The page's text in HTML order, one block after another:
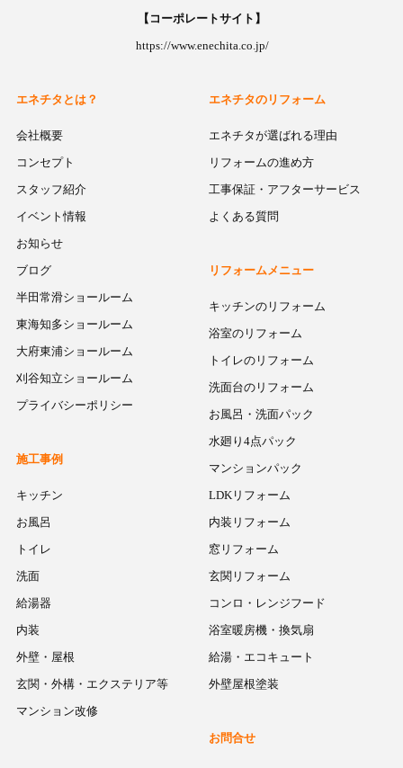
【コーポレートサイト】
https://www.enechita.co.jp/
エネチタとは？
会社概要
コンセプト
スタッフ紹介
イベント情報
お知らせ
ブログ
半田常滑ショールーム
東海知多ショールーム
大府東浦ショールーム
刈谷知立ショールーム
プライバシーポリシー
エネチタのリフォーム
エネチタが選ばれる理由
リフォームの進め方
工事保証・アフターサービス
よくある質問
リフォームメニュー
キッチンのリフォーム
浴室のリフォーム
トイレのリフォーム
洗面台のリフォーム
お風呂・洗面パック
水廻り4点パック
マンションパック
LDKリフォーム
内装リフォーム
窓リフォーム
玄関リフォーム
コンロ・レンジフード
浴室暖房機・換気扇
給湯・エコキュート
外壁屋根塗装
施工事例
キッチン
お風呂
トイレ
洗面
給湯器
内装
外壁・屋根
玄関・外構・エクステリア等
マンション改修
お問合せ